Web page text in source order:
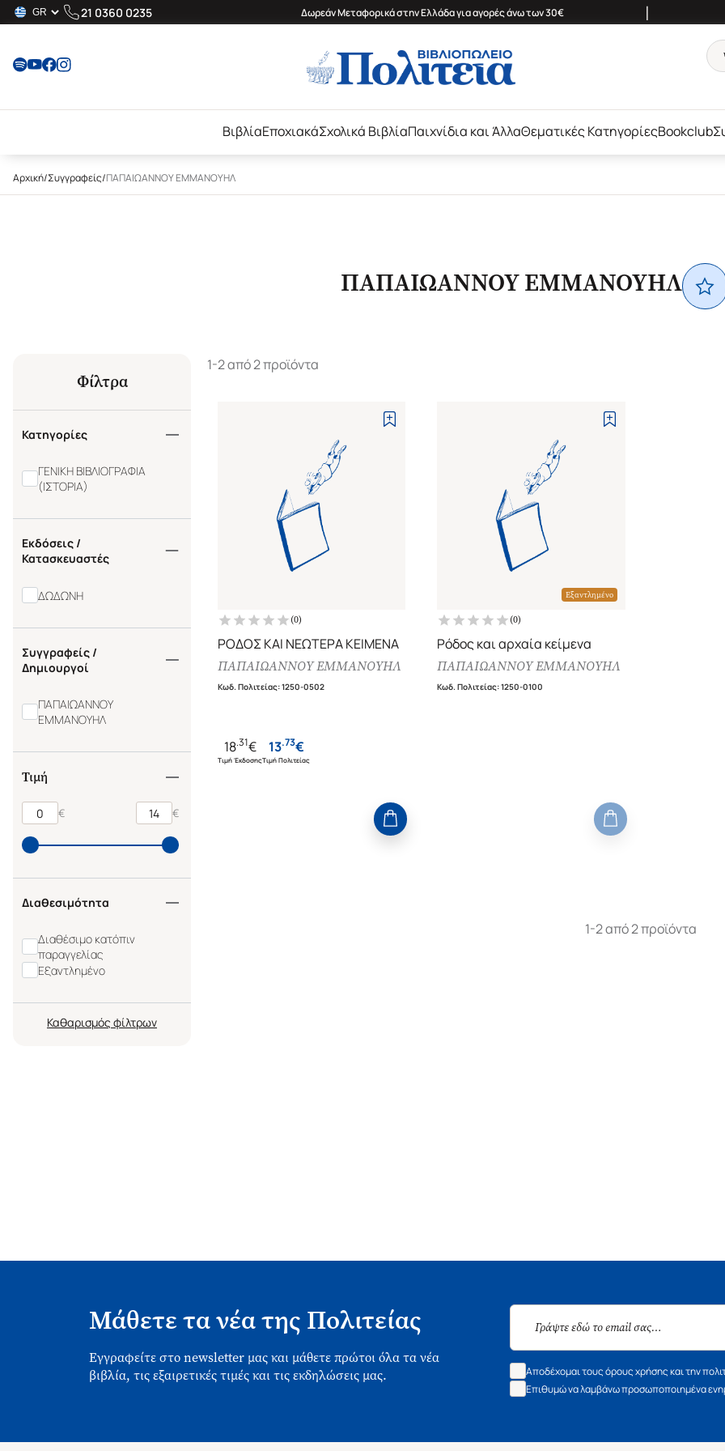
21 0360 0235 Δωρεάν Μεταφορικά στην Ελλάδα για αγορές άνω των 30€ |
ΒιβλίαΕποχιακάΣχολικά ΒιβλίαΠαιχνίδια και ΆλλαΘεματικές ΚατηγορίεςBookclub
Αρχική/Συγγραφείς/ΠΑΠΑΙΩΑΝΝΟΥ ΕΜΜΑΝΟΥΗΛ
ΠΑΠΑΙΩΑΝΝΟΥ ΕΜΜΑΝΟΥΗΛ
Φίλτρα
Κατηγορίες
ΓΕΝΙΚΗ ΒΙΒΛΙΟΓΡΑΦΙΑ
(ΙΣΤΟΡΙΑ)
Εκδόσεις /
Κατασκευαστές
ΔΩΔΩΝΗ
Συγγραφείς /
Δημιουργοί
ΠΑΠΑΙΩΑΝΝΟΥ
ΕΜΜΑΝΟΥΗΛ
Τιμή
€ €
Διαθεσιμότητα
Διαθέσιμο κατόπιν
παραγγελίας
Εξαντλημένο
Καθαρισμός
1-2 από 2 προϊόντα
(0)
ΡΟΔΟΣ ΚΑΙ ΝΕΩΤΕΡΑ ΚΕΙΜΕΝΑ
ΠΑΠΑΙΩΑΝΝΟΥ ΕΜΜΑΝΟΥΗΛ
Κωδ. Πολιτείας:1250-0502
18.31€
Τιμή Έκδοσης
13.73€
Τιμή Πολιτείας
Εξαντλημένο
(0)
Ρόδος και αρχαία κείμενα
ΠΑΠΑΙΩΑΝΝΟΥ ΕΜΜΑΝΟΥΗΛ
Κωδ. Πολιτείας:1250-0100
1-2 από 2 προϊόντα
Μάθετε τα νέα της Πολιτείας
Εγγραφείτε στο newsletter μας και μάθετε πρώτοι όλα τα νέα
βιβλία, τις εξαιρετικές τιμές και τις εκδηλώσεις μας.
Αποδέχομαι τους όρους χρήσης και την
Επιθυμώ να λαμβάνω προσωποποιημένα